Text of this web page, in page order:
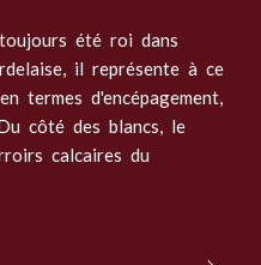
été roi dans
il représente à ce
termes d'encépagement,
côté des blancs, le
calcaires du